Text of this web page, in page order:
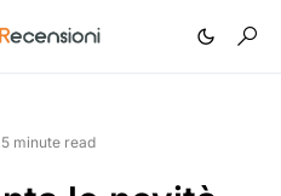
5 minute read